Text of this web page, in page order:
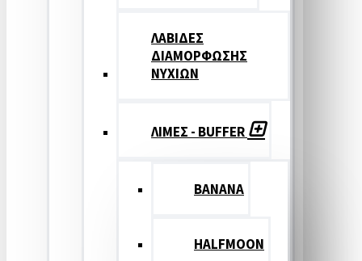
ΛΑΒΙΔΕΣ
ΔΙΑΜΟΡΦΩΣΗΣ
ΝΥΧΙΩΝ
ΛΙΜΕΣ - BUFFER
BANANA
HALFMOON